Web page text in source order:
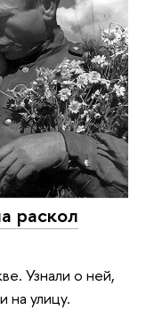
раскол
Узнали о ней,
на улицу.